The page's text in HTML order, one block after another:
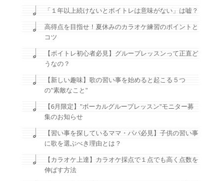
「１年以上続けないとボイトレは意味がない」は嘘？
高得点を目指せ！夏休みのカラオケ練習のポイントと
コツ
【ボイトレ初心者必見】グループレッスンって正直ど
うなの？
【新しい趣味】歌の習い事を始めると起こる５つ
の"素敵なこと"
【6月限定】"ボーカルグループレッスン"モニター募
集のお知らせ
【習い事を探しているママ・パパ必見】子供の習い事
に歌を選ぶべき理由とは？
【カラオケ上達】カラオケ採点で１点でも高く点数を
伸ばす方法